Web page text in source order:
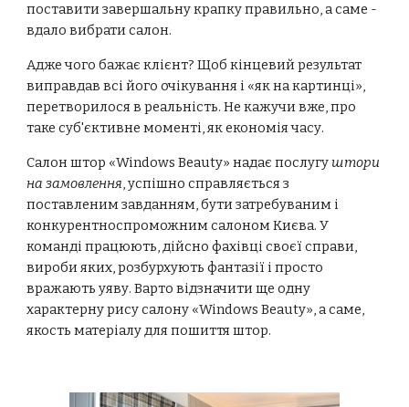
поставити завершальну крапку правильно, а саме -
вдало вибрати салон.
Адже чого бажає клієнт? Щоб кінцевий результат
виправдав всі його очікування і «як на картинці»,
перетворилося в реальність. Не кажучи вже, про
таке суб'єктивне моменті, як економія часу.
Салон штор «Windows Beauty» надає послугуштори
на замовлення, успішно справляється з
поставленим завданням, бути затребуваним і
конкурентноспроможним салоном Києва. У
команді працюють, дійсно фахівці своєї справи,
вироби яких, розбурхують фантазії і просто
вражають уяву. Варто відзначити ще одну
характерну рису салону «Windows Beauty», а саме,
якость матеріалу для пошиття штор.